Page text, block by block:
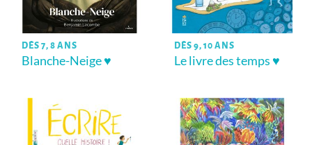
DÈS 7, 8 ANS
Blanche-Neige ♥
DÈS 9, 10 ANS
Le livre des temps ♥